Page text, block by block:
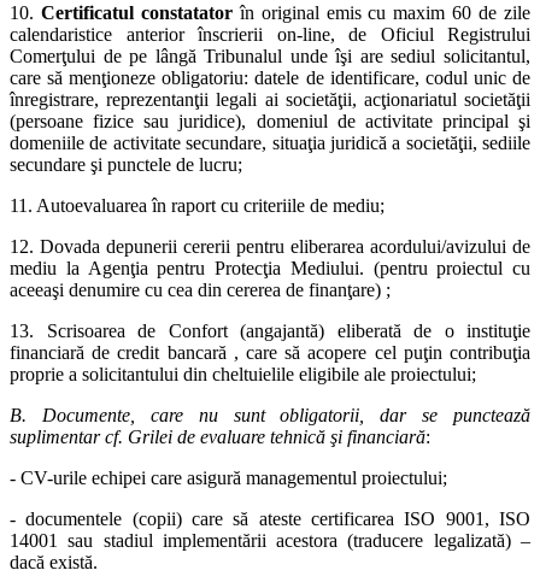
10. Certificatul constatatorîn original emis cu maxim 60 de zile
calendaristice anterior înscrierii on-line, de Oficiul Registrului
Comerţului de pe lângă Tribunalul unde îşi are sediul solicitantul,
care să menţioneze obligatoriu: datele de identificare, codul unic de
înregistrare, reprezentanţii legali ai societăţii, acţionariatul societăţii
(persoane fizice sau juridice), domeniul de activitate principal şi
domeniile de activitate secundare, situaţia juridică a societăţii, sediile
secundare şi punctele de lucru;
11. Autoevaluarea în raport cu criteriile de mediu;
12. Dovada depunerii cererii pentru eliberarea acordului/avizului de
mediu la Agenţia pentru Protecţia Mediului. (pentru proiectul cu
aceeaşi denumire cu cea din cererea de finanţare) ;
13. Scrisoarea de Confort (angajantă) eliberată de o instituţie
financiară de credit bancară , care să acopere cel puţin contribuţia
proprie a solicitantului din cheltuielile eligibile ale proiectului;
B. Documente, care nu sunt obligatorii, dar se punctează
suplimentar cf. Grilei de evaluare tehnică şi financiară:
- CV-urile echipei care asigură managementul proiectului;
- documentele (copii) care să ateste certificarea ISO 9001, ISO
14001 sau stadiul implementării acestora (traducere legalizată) –
dacă există.